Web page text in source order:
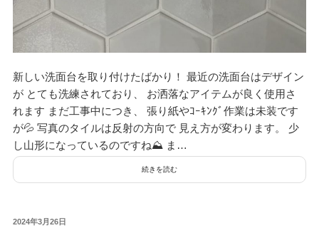
新しい洗面台を取り付けたばかり！ 最近の洗面台はデザイン
が とても洗練されており、 お洒落なアイテムが良く使用さ
れます まだ工事中につき、 張り紙やｺｰｷﾝｸﾞ作業は未装です
が💦 写真のタイルは反射の方向で 見え方が変わります。 少
し山形になっているのですね⛰ ま…
続きを読む
投
2024年3月26日